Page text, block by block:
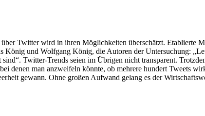
Twitter wird in ihren Möglichkeiten überschätzt. Etablierte
König und Wolfgang König, die Autoren der Untersuchung:
Twitter-Trends seien im Übrigen nicht transparent.
denen man anzweifeln könnte, ob mehrere hundert Tweets
gewann. Ohne großen Aufwand gelang es der